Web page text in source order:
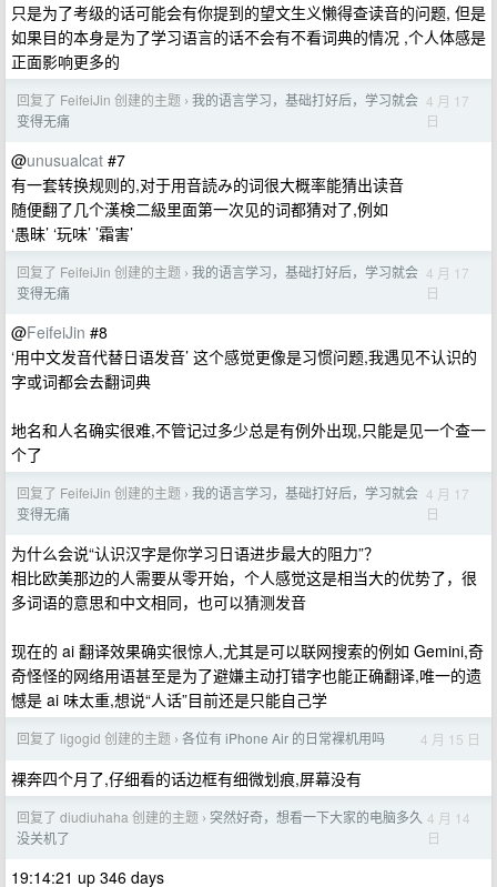
只是为了考级的话可能会有你提到的望文生义懒得查读音的问题, 但是
如果目的本身是为了学习语言的话不会有不看词典的情况 ,个人体感是
正面影响更多的
回复了 FeifeiJin 创建的主题 › 我的语言学习，基础打好后，学习就会
变得无痛
4 月 17
日
@unusualcat #7
有一套转换规则的,对于用音読み的词很大概率能猜出读音
随便翻了几个漢検二級里面第一次见的词都猜对了,例如
‘愚昧’ ‘玩味’ ’霜害’
回复了 FeifeiJin 创建的主题 › 我的语言学习，基础打好后，学习就会
变得无痛
4 月 17
日
@FeifeiJin #8
‘用中文发音代替日语发音’ 这个感觉更像是习惯问题,我遇见不认识的
字或词都会去翻词典
地名和人名确实很难,不管记过多少总是有例外出现,只能是见一个查一
个了
回复了 FeifeiJin 创建的主题 › 我的语言学习，基础打好后，学习就会
变得无痛
4 月 17
日
为什么会说“认识汉字是你学习日语进步最大的阻力”？
相比欧美那边的人需要从零开始，个人感觉这是相当大的优势了，很
多词语的意思和中文相同，也可以猜测发音
现在的 ai 翻译效果确实很惊人,尤其是可以联网搜索的例如 Gemini,奇
奇怪怪的网络用语甚至是为了避嫌主动打错字也能正确翻译,唯一的遗
憾是 ai 味太重,想说“人话”目前还是只能自己学
回复了 ligogid 创建的主题 › 各位有 iPhone Air 的日常裸机用吗 4 月 15 日
裸奔四个月了,仔细看的话边框有细微划痕,屏幕没有
回复了 diudiuhaha 创建的主题 › 突然好奇，想看一下大家的电脑多久
没关机了
4 月 14
日
19:14:21 up 346 days